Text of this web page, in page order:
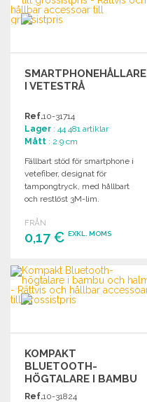
SMARTPHONEHÅLLARE
I VETESTRÅ
Ref.10-31714
Lager : 44 481 artiklar
Mått : 2.9 cm
Fällbart stöd för smartphone i
vetefiber, designat för
tampongtryck, med hållbart
och restlöst 3M-lim.
FRÅN
0,17 € EXKL. MOMS
BESTÄLL
Begär offert
KOMPAKT
BLUETOOTH-
HÖGTALARE I BAMBU
OCH HALM
Ref.10-31824